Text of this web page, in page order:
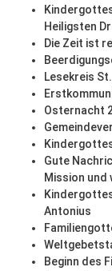
Heiligsten
Die Zeit ist
Lesekreis
Osternacht
Gute
Mission und
Antonius
Beginn des